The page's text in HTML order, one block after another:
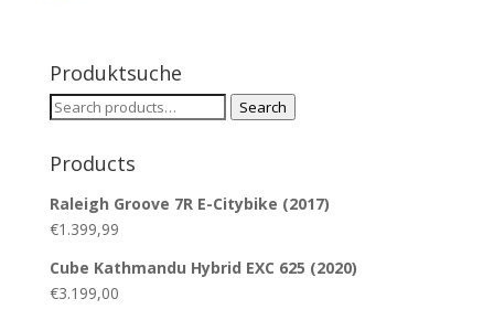
Produktsuche
Search
Search
Products
Raleigh Groove 7R E-Citybike (2017)
€1.399,99
Cube Kathmandu Hybrid EXC 625 (2020)
€3.199,00